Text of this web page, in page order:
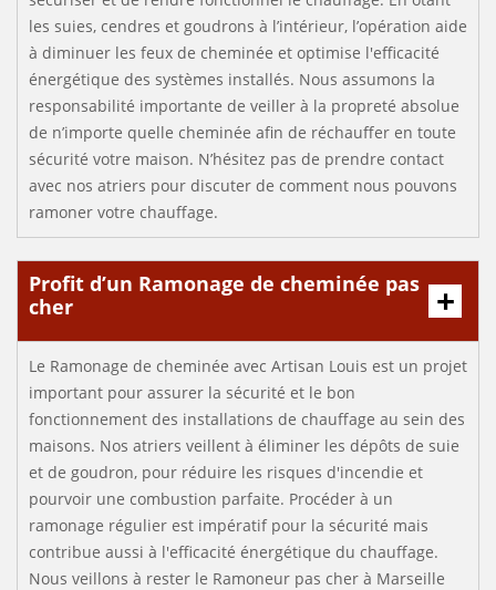
les suies, cendres et goudrons à l’intérieur, l’opération aide
à diminuer les feux de cheminée et optimise l'efficacité
énergétique des systèmes installés. Nous assumons la
responsabilité importante de veiller à la propreté absolue
de n’importe quelle cheminée afin de réchauffer en toute
sécurité votre maison. N’hésitez pas de prendre contact
avec nos atriers pour discuter de comment nous pouvons
ramoner votre chauffage.
Profit d’un Ramonage de cheminée pas
cher
Le Ramonage de cheminée avec Artisan Louis est un projet
important pour assurer la sécurité et le bon
fonctionnement des installations de chauffage au sein des
maisons. Nos atriers veillent à éliminer les dépôts de suie
et de goudron, pour réduire les risques d'incendie et
pourvoir une combustion parfaite. Procéder à un
ramonage régulier est impératif pour la sécurité mais
contribue aussi à l'efficacité énergétique du chauffage.
Nous veillons à rester le Ramoneur pas cher à Marseille